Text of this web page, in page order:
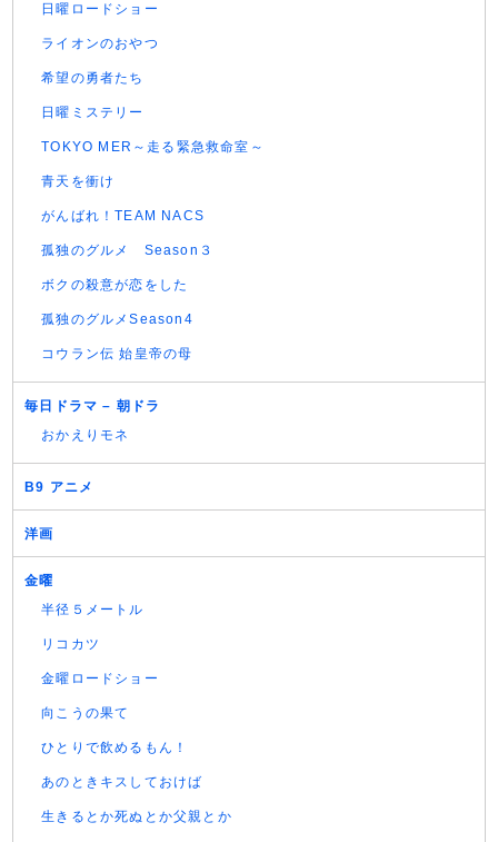
日曜ロードショー
ライオンのおやつ
希望の勇者たち
日曜ミステリー
TOKYO MER～走る緊急救命室～
青天を衝け
がんばれ！TEAM NACS
孤独のグルメ Season３
ボクの殺意が恋をした
孤独のグルメSeason4
コウラン伝 始皇帝の母
毎日ドラマ – 朝ドラ
おかえりモネ
B9 アニメ
洋画
金曜
半径５メートル
リコカツ
金曜ロードショー
向こうの果て
ひとりで飲めるもん！
あのときキスしておけば
生きるとか死ぬとか父親とか